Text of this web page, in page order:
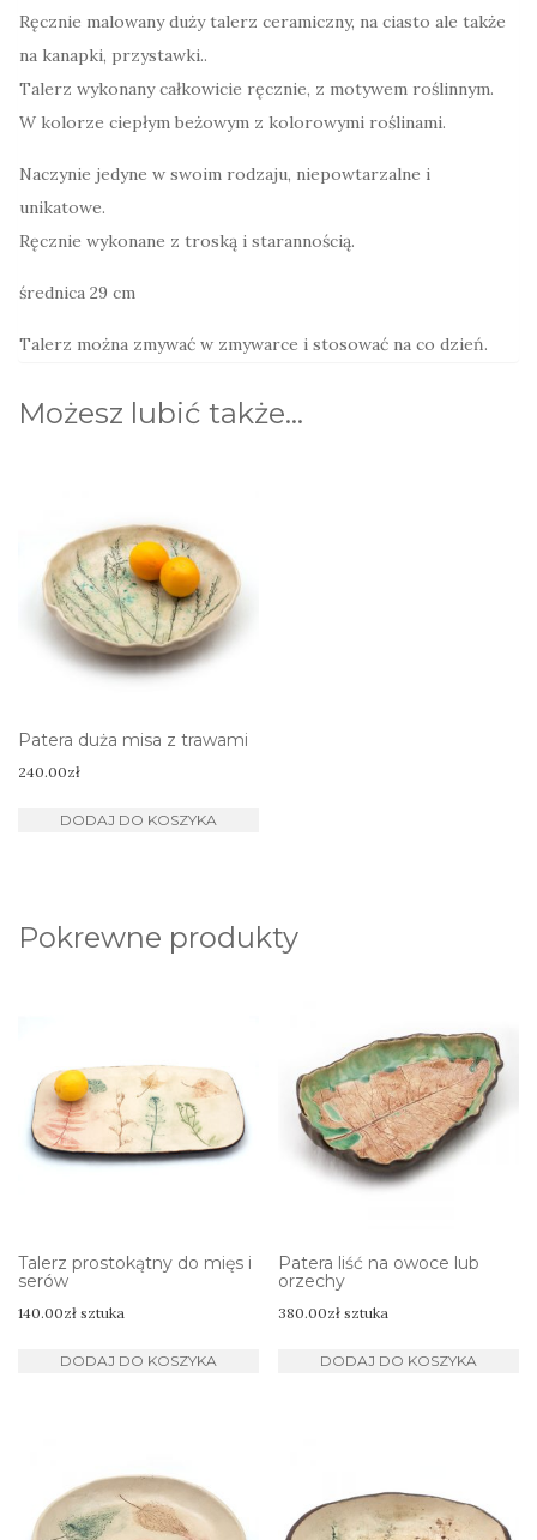
Ręcznie malowany duży talerz ceramiczny, na ciasto ale także
na kanapki, przystawki..
Talerz wykonany całkowicie ręcznie, z motywem roślinnym.
W kolorze ciepłym beżowym z kolorowymi roślinami.
Naczynie jedyne w swoim rodzaju, niepowtarzalne i
unikatowe.
Ręcznie wykonane z troską i starannością.
średnica 29 cm
Talerz można zmywać w zmywarce i stosować na co dzień.
Możesz lubić także…
Patera duża misa z trawami
240.00zł
DODAJ DO KOSZYKA
Pokrewne produkty
Talerz prostokątny do mięs i
serów
140.00zł sztuka
DODAJ DO KOSZYKA
Patera liść na owoce lub
orzechy
380.00zł sztuka
DODAJ DO KOSZYKA